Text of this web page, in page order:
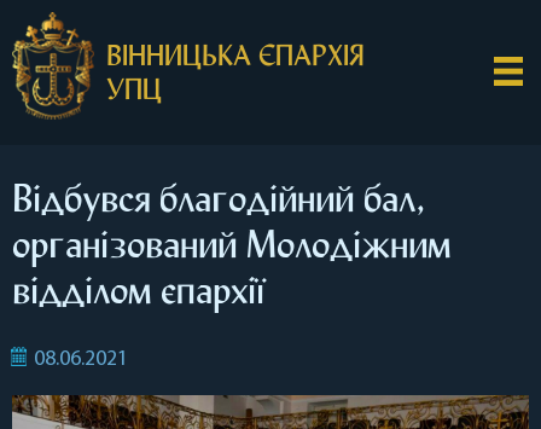
ВІННИЦЬКА ЄПАРХІЯ
УПЦ
Відбувся благодійний бал,
організований Молодіжним
відділом єпархії
08.06.2021